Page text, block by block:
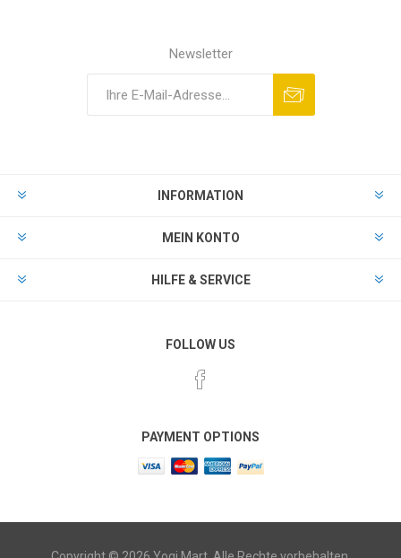
Newsletter
INFORMATION
MEIN KONTO
HILFE & SERVICE
FOLLOW US
PAYMENT OPTIONS